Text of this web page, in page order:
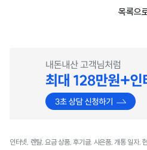
목록으
인터넷, 렌탈, 요금 상품, 후기글, 사은품, 개통 일자,